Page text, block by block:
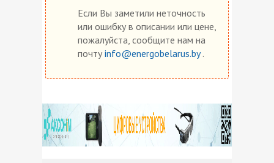
Если Вы заметили неточность
или ошибку в описании или цене,
пожалуйста, сообщите нам на
почту info@energobelarus.by.